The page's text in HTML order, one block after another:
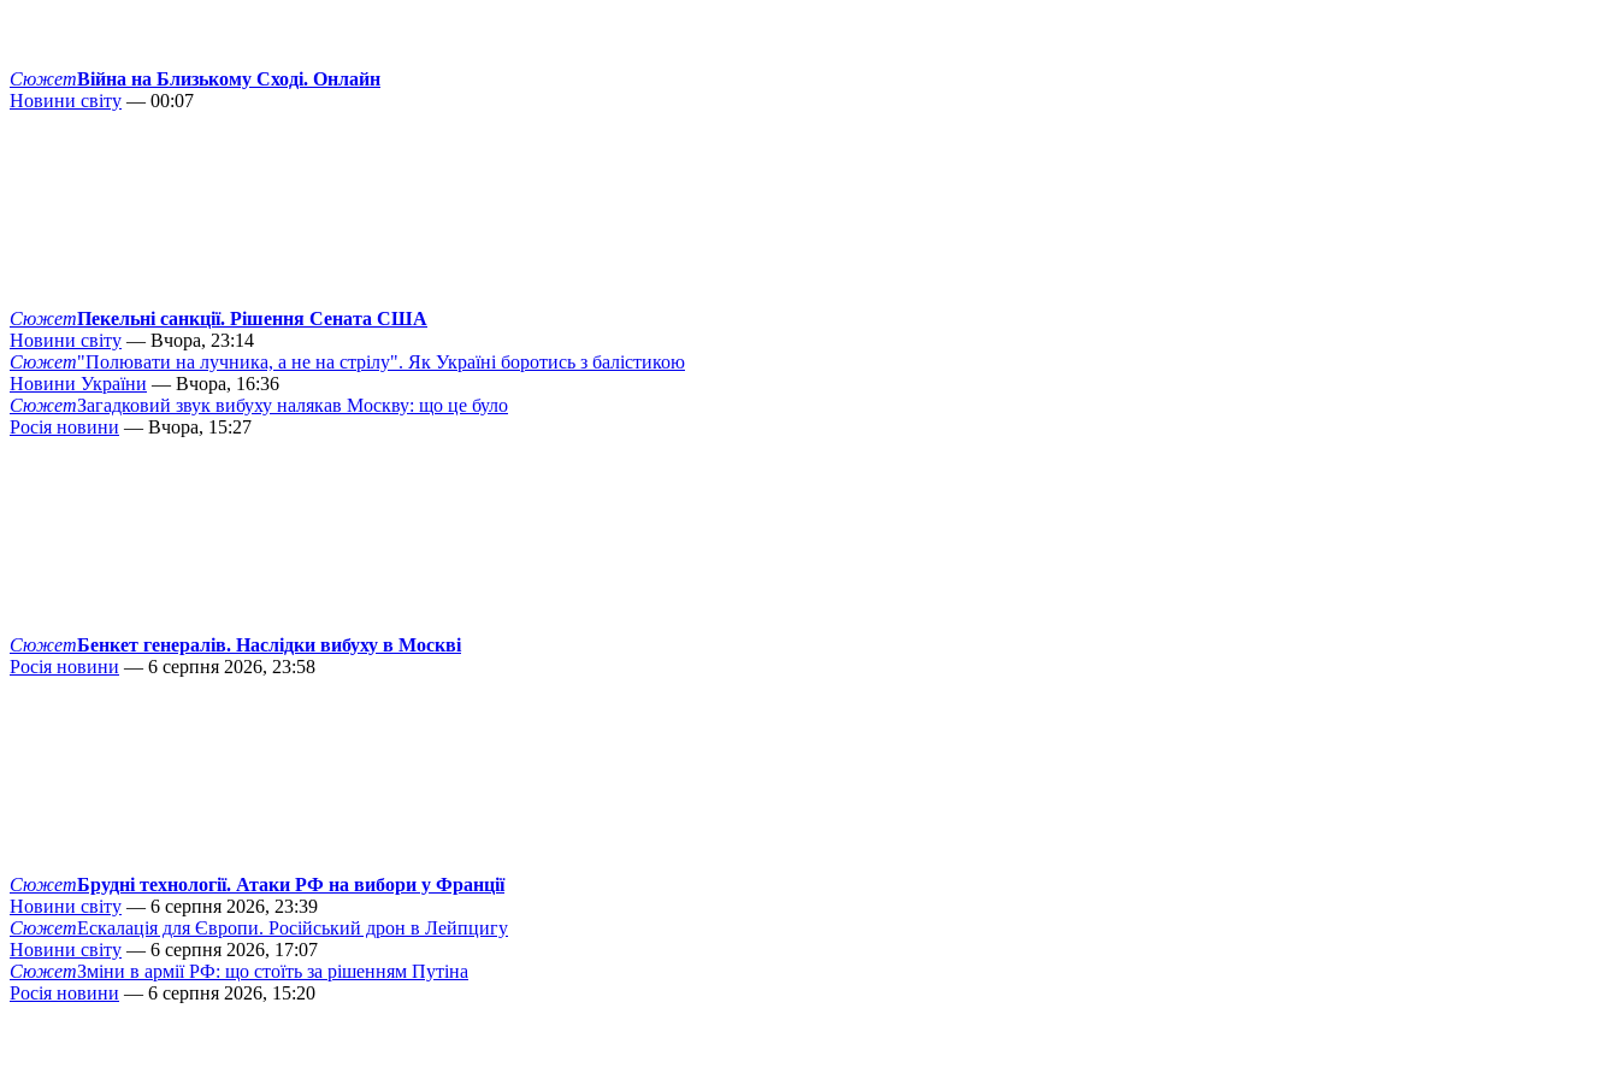
СюжетВійна на Близькому Сході. Онлайн
Новини світу — 00:07
СюжетПекельні санкції. Рішення Сената США
Новини світу — Вчора, 23:14
Сюжет"Полювати на лучника, а не на стрілу". Як Україні боротись з балістикою
Новини України — Вчора, 16:36
СюжетЗагадковий звук вибуху налякав Москву: що це було
Росія новини — Вчора, 15:27
СюжетБенкет генералів. Наслідки вибуху в Москві
Росія новини — 6 серпня 2026, 23:58
СюжетБрудні технології. Атаки РФ на вибори у Франції
Новини світу — 6 серпня 2026, 23:39
СюжетЕскалація для Європи. Російський дрон в Лейпцигу
Новини світу — 6 серпня 2026, 17:07
СюжетЗміни в армії РФ: що стоїть за рішенням Путіна
Росія новини — 6 серпня 2026, 15:20